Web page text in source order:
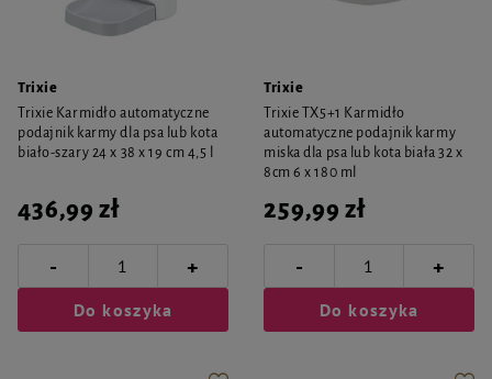
Trixie
Trixie Karmidło automatyczne
podajnik karmy dla psa lub kota
biało-szary 24 x 38 x 19 cm 4,5 l
436,99 zł
- +
Do koszyka
Trixie
Trixie TX5+1 Karmidło
automatyczne podajnik karmy
miska dla psa lub kota biała 32 x
8cm 6 x 180 ml
259,99 zł
- +
Do koszyka